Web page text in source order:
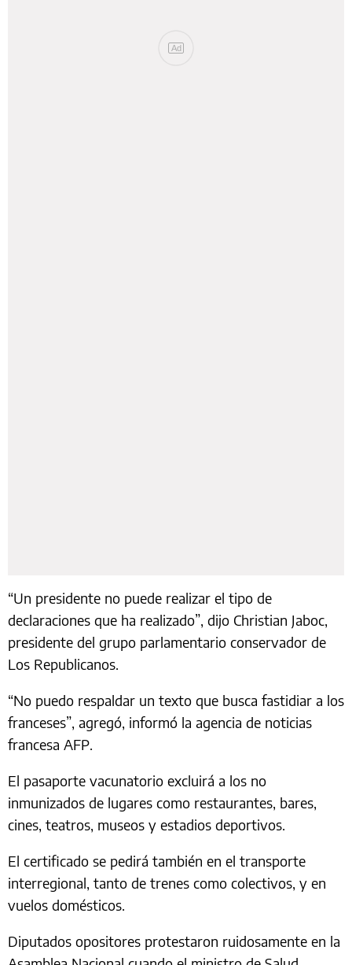
Ad
“Un presidente no puede realizar el tipo de
declaraciones que ha realizado”, dijo Christian Jaboc,
presidente del grupo parlamentario conservador de
Los Republicanos.
“No puedo respaldar un texto que busca fastidiar a los
franceses”, agregó, informó la agencia de noticias
francesa AFP.
El pasaporte vacunatorio excluirá a los no
inmunizados de lugares como restaurantes, bares,
cines, teatros, museos y estadios deportivos.
El certificado se pedirá también en el transporte
interregional, tanto de trenes como colectivos, y en
vuelos domésticos.
Diputados opositores protestaron ruidosamente en la